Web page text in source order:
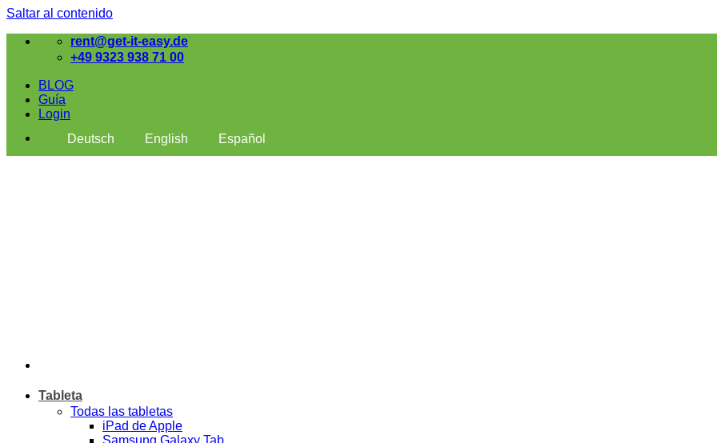
Saltar al contenido
rent@get-it-easy.de
+49 9323 938 71 00
BLOG
Guía
Login
Deutsch
English Español
Tableta
Todas las tabletas
iPad de Apple